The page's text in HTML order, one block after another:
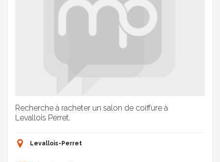
Recherche à racheter un salon de coiffure à
Levallois Perret.
Levallois-Perret